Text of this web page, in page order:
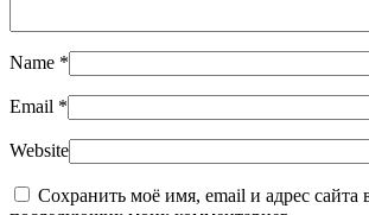
Name *
Email *
Website
Сохранить моё имя, email и адрес сайта